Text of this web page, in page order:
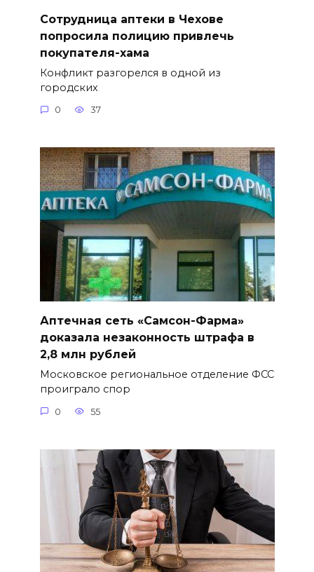
Сотрудница аптеки в Чехове
попросила полицию привлечь
покупателя-хама
Конфликт разгорелся в одной из
городских
0 37
Аптечная сеть «Самсон-Фарма»
доказала незаконность штрафа в
2,8 млн рублей
Московское региональное отделение ФСС
проиграло спор
0 55